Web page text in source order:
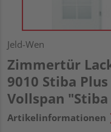
Jeld-Wen
Zimmertür
9010 Stiba
Vollspan "Stiba
Artikelinformationen